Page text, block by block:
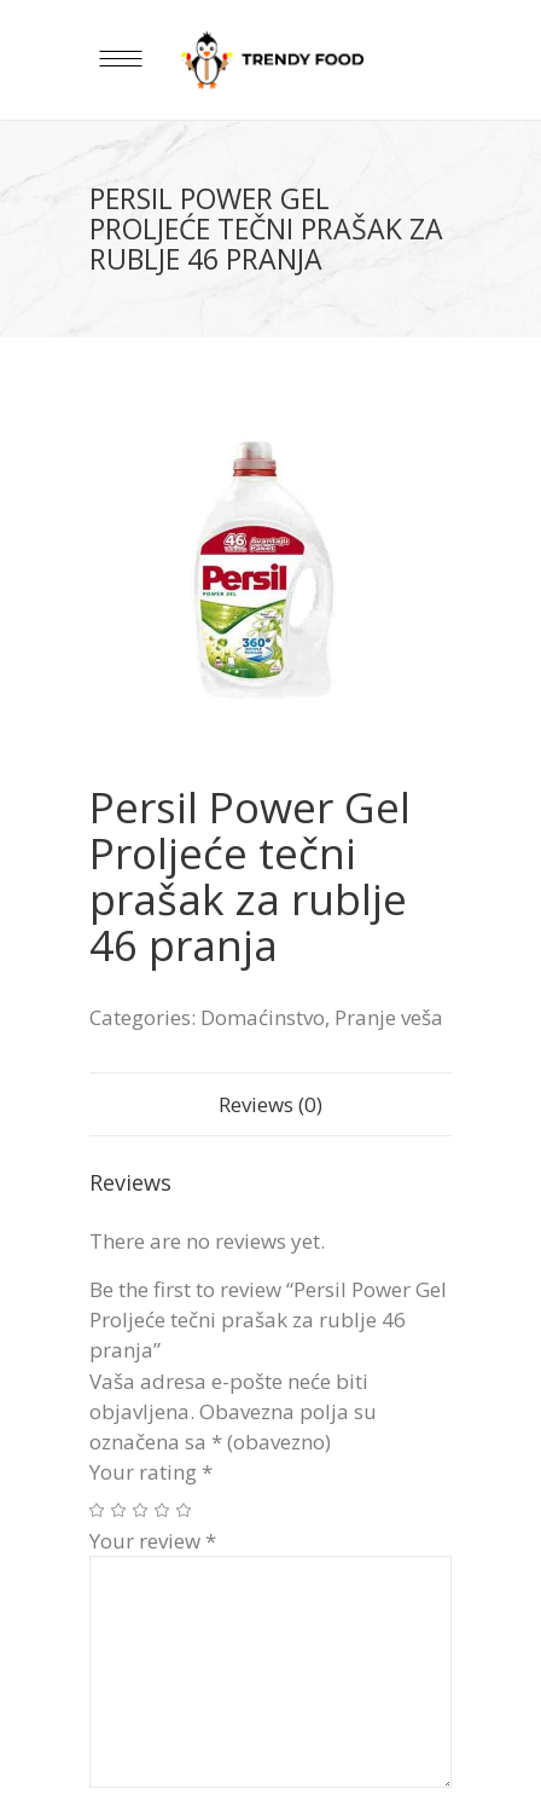
PERSIL POWER GEL
PROLJEĆE TEČNI PRAŠAK ZA
RUBLJE 46 PRANJA
Persil Power Gel
Proljeće tečni
prašak za rublje
46 pranja
Categories: Domaćinstvo, Pranje veša
Reviews (0)
Reviews
There are no reviews yet.
Be the first to review “Persil Power Gel
Proljeće tečni prašak za rublje 46
pranja”
Vaša adresa e-pošte neće biti
objavljena. Obavezna polja su
označena sa * (obavezno)
Your rating *
Your review *